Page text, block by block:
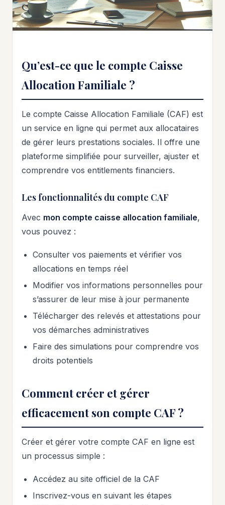
Qu’est-ce que le compte Caisse
Allocation Familiale ?
Le compte Caisse Allocation Familiale (CAF) est
un service en ligne qui permet aux allocataires
de gérer leurs prestations sociales. Il offre une
plateforme simplifiée pour surveiller, ajuster et
comprendre vos entitlements financiers.
Les fonctionnalités du compte CAF
Avec mon compte caisse allocation familiale,
vous pouvez :
Consulter vos paiements et vérifier vos
allocations en temps réel
Modifier vos informations personnelles pour
s’assurer de leur mise à jour permanente
Télécharger des relevés et attestations pour
vos démarches administratives
Faire des simulations pour comprendre vos
droits potentiels
Comment créer et gérer
efficacement son compte CAF ?
Créer et gérer votre compte CAF en ligne est
un processus simple :
Accédez au site officiel de la CAF
Inscrivez-vous en suivant les étapes